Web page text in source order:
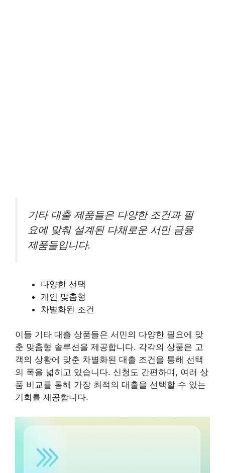
기타 대출 제품들은 다양한 조건과 필
요에 맞춰 설계된 다채로운 서민 금융
제품들입니다.
다양한 선택
개인 맞춤형
차별화된 조건
이들 기타 대출 상품들은 서민의 다양한 필요에 맞
춘 맞춤형 솔루션을 제공합니다. 각각의 상품은 고
객의 상황에 맞춘 차별화된 대출 조건을 통해 선택
의 폭을 넓히고 있습니다. 신청도 간편하며, 여러 상
품 비교를 통해 가장 최적의 대출을 선택할 수 있는
기회를 제공합니다.